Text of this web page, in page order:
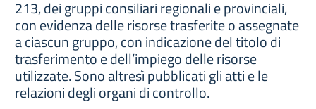
213, dei gruppi consiliari regionali e provinciali,
con evidenza delle risorse trasferite o assegnate
a ciascun gruppo, con indicazione del titolo di
trasferimento e dell’impiego delle risorse
utilizzate. Sono altresì pubblicati gli atti e le
relazioni degli organi di controllo.